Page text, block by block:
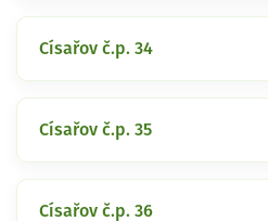
Císařov č.p. 34
Císařov č.p. 35
Císařov č.p. 36